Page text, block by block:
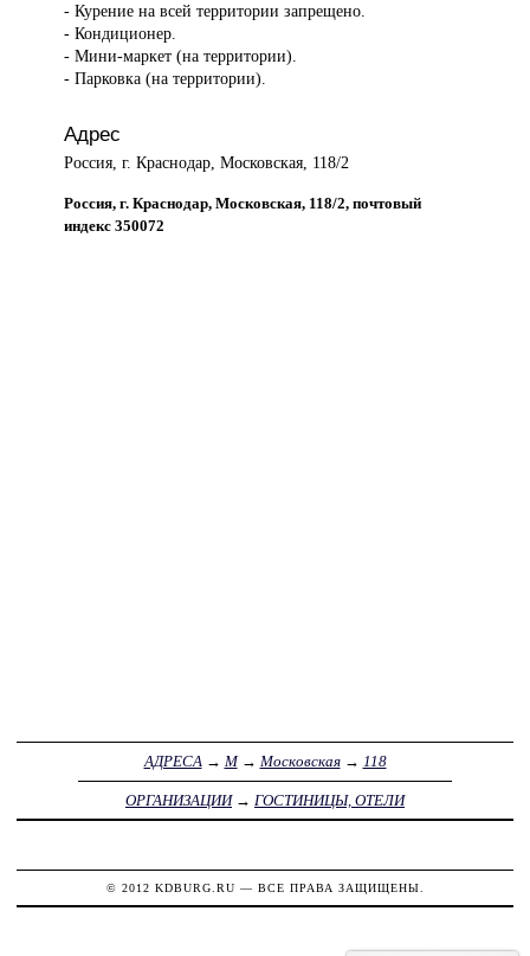
- Курение на всей территории запрещено.
- Кондиционер.
- Мини-маркет (на территории).
- Парковка (на территории).
Адрес
Россия, г. Краснодар, Московская, 118/2
Россия, г. Краснодар, Московская, 118/2, почтовый
индекс 350072
АДРЕСА→ М→ Московская→ 118
ОРГАНИЗАЦИИ→ ГОСТИНИЦЫ, ОТЕЛИ
© 2012 KDBURG.RU — ВСЕ ПРАВА ЗАЩИЩЕНЫ.